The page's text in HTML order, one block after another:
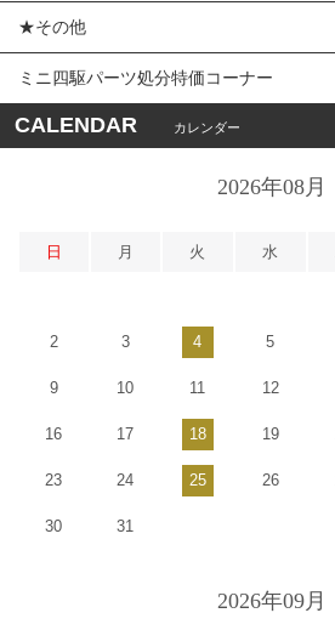
★その他
ミニ四駆パーツ処分特価コーナー
CALENDAR カレンダー
2026年08月
日 月 火 水
2 3 4 5
9 10 11 12
16 17 18 19
23 24 25 26
30 31
2026年09月